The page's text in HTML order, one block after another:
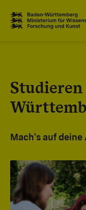
Mach's auf deine